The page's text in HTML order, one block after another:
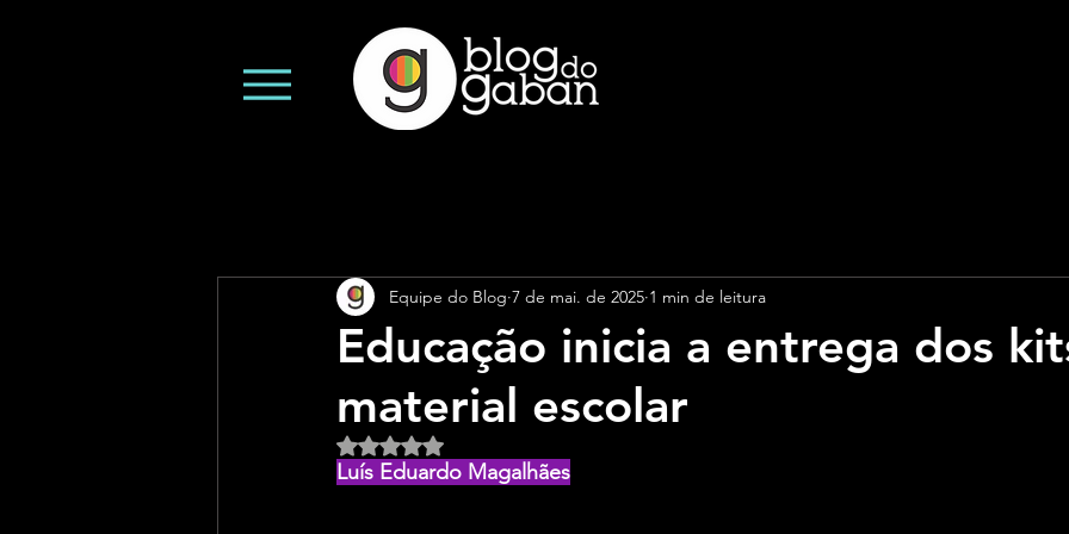
Educação inicia a entrega dos
material escolar
Equipe do Blog 7 de mai. de 2025 1 min de leitura
Avaliado com NaN de 5 estrelas.
Luís Eduardo Magalhães